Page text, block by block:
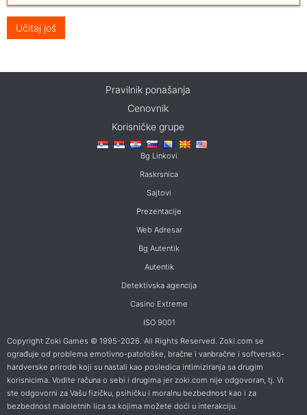
Učitaj još
Pravilnik ponašanja
Cenovnik
Korisničke grupe
Bg Linkovi
Raskrsnica
Sajtovi
Prezentacije
Web Adresar
Bg Autentik
Autentik
Detektivska agencija
Casino Extreme
ISO 9001
Copyright Zoki Games © 1995-2026. All Rights Reserved. Zoki.com se
ograđuje od problema emotivno-patološke, bračne i vanbračne i softversko-
hardverske prirode koji su nastali kao posledica intimiziranja sa drugim
korisnicima. Vodite računa o sebi i drugima jer zoki.com nije odgovoran, tj. Vi
ste odgovorni za Vašu fizičku, psihičku i moralnu bezbednost kao i za
bezbednost maloletnih lica sa kojima možete doći u interakciju.